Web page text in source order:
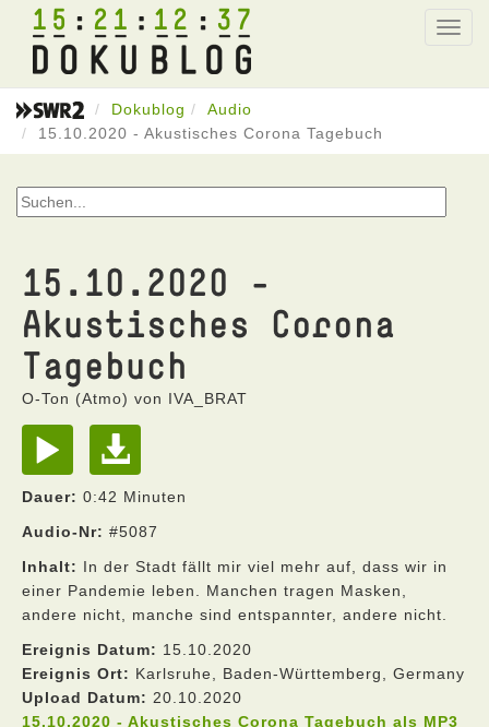
15 21 12 37
Dokublog
Audio
15.10.2020 - Akustisches Corona Tagebuch
15.10.2020 -
Akustisches Corona
Tagebuch
O-Ton (Atmo) von IVA_BRAT
Dauer: 0:42 Minuten
Audio-Nr: #5087
Inhalt: In der Stadt fällt mir viel mehr auf, dass wir in
einer Pandemie leben. Manchen tragen Masken,
andere nicht, manche sind entspannter, andere nicht.
Ereignis Datum: 15.10.2020
Ereignis Ort: Karlsruhe, Baden-Württemberg, Germany
Upload Datum: 20.10.2020
15.10.2020 - Akustisches Corona Tagebuch als MP3